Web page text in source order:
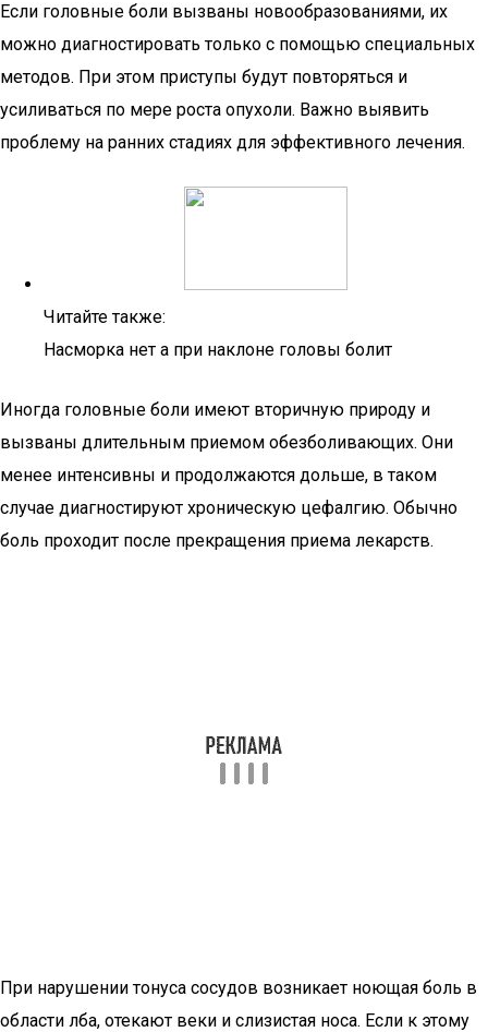
Если головные боли вызваны новообразованиями, их
можно диагностировать только с помощью специальных
методов. При этом приступы будут повторяться и
усиливаться по мере роста опухоли. Важно выявить
проблему на ранних стадиях для эффективного лечения.
Читайте также:
Насморка нет а при наклоне головы болит
Иногда головные боли имеют вторичную природу и
вызваны длительным приемом обезболивающих. Они
менее интенсивны и продолжаются дольше, в таком
случае диагностируют хроническую цефалгию. Обычно
боль проходит после прекращения приема лекарств.
При нарушении тонуса сосудов возникает ноющая боль в
области лба, отекают веки и слизистая носа. Если к этому